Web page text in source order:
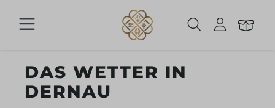
Zum Hauptinhalt springen
DAS WETTER IN
DERNAU